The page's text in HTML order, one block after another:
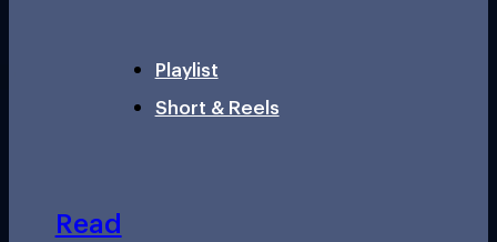
Playlist
Short & Reels
Read